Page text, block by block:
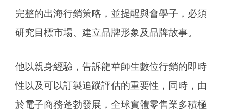
完整的出海行銷策略，並提醒與會學子，必須
研究目標市場、建立品牌形象及品牌故事。
他以親身經驗，告訴龍華師生數位行銷的即時
性以及可以訂製追蹤評估的重要性，同時，由
於電子商務蓬勃發展，全球實體零售業多積極